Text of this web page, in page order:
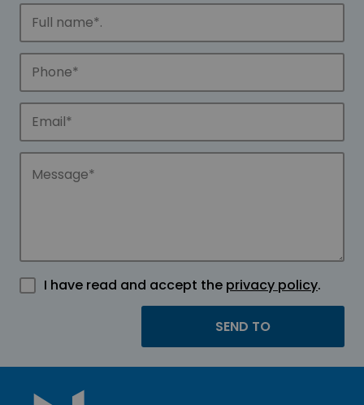
I have read and accept the privacy policy.